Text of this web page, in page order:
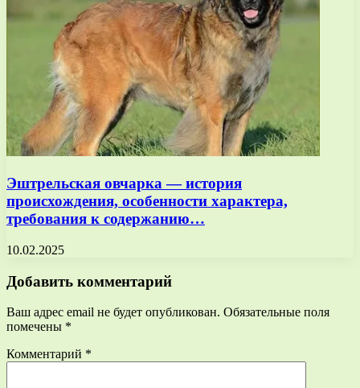
Эштрельская овчарка — история
происхождения, особенности характера,
требования к содержанию…
10.02.2025
Добавить комментарий
Ваш адрес email не будет опубликован. Обязательные поля
помечены *
Комментарий *